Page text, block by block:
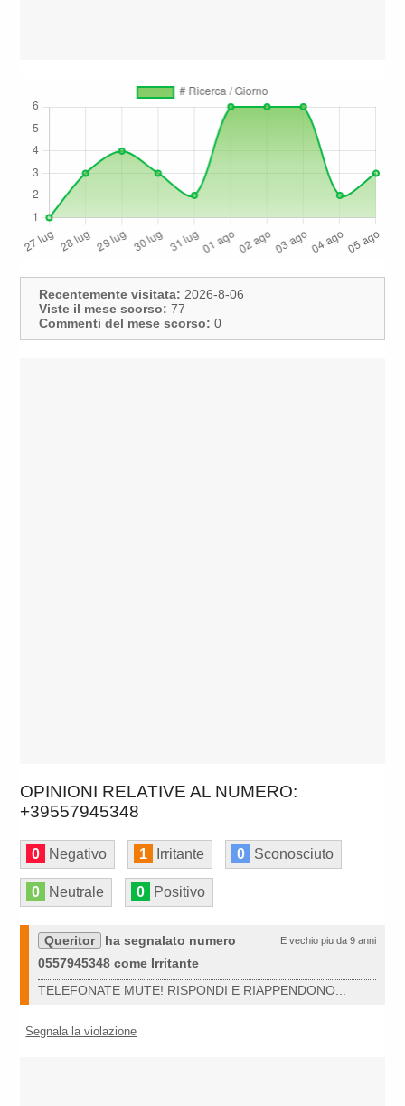
Recentemente visitata: 2026-8-06
Viste il mese scorso: 77
Commenti del mese scorso: 0
OPINIONI RELATIVE AL NUMERO:
+39557945348
0 Negativo 1 Irritante 0 Sconosciuto
0 Neutrale 0 Positivo
E vechio piu da 9 anni
Queritor
ha segnalato numero
0557945348 come Irritante
TELEFONATE MUTE! RISPONDI E RIAPPENDONO...
Segnala la violazione